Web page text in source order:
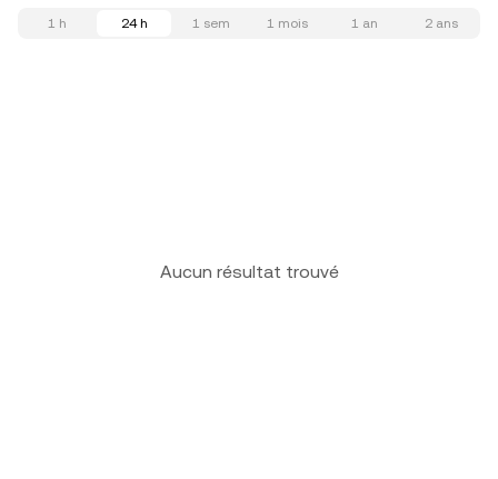
1 h 24 h 1 sem 1 mois 1 an 2 ans
Aucun résultat trouvé